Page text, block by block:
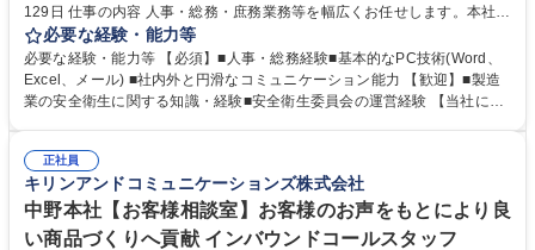
129日 仕事の内容 人事・総務・庶務業務等を幅広くお任せします。本社コ
ーポレート部門と連携しながら、決められた業務だけではなく、社員や現
場を支えるバックオフィス担当として状況に応じて柔軟に対応いただくこ
とを期待します。 【詳細】■入退社手続き、社員情報管理■入社時オリエ
ンテーションの実施■勤怠・各種申請内容の確認■採用業務のサポート■来
生に関する業務等■健康診断、産業医面談、休職・復職手続き等の労務サ
ポート■社内ルールの運用・各種社内案内■その他、拠点運営に関わる管理
部門業務 募集職種 【大阪/総務・人事（労務）担当者】3Dプリンター事
業/NTTデータG/年休129日
必要な経験・能力等
必要な経験・能力等 【必須】■人事・総務経験■基本的なPC技術(Word、
Excel、メール) ■社内外と円滑なコミュニケーション能力 【歓迎】■製造
業の安全衛生に関する知識・経験■安全衛生委員会の運営経験 【当社につ
アが磨けます。 ◎NTTデータグループであり福利厚生は充実しているとと
もに、働き方改革も推進しています。 学歴・資格 学歴：大学院 大学 高専
短大 専修学校 語学力： 資格：
正社員
キリンアンドコミュニケーションズ株式会社
中野本社【お客様相談室】お客様のお声をもとにより良
い商品づくりへ貢献 インバウンドコールスタッフ